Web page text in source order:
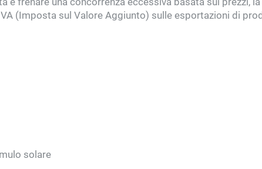
(Imposta sul Valore Aggiunto) sulle esportazioni di
solare